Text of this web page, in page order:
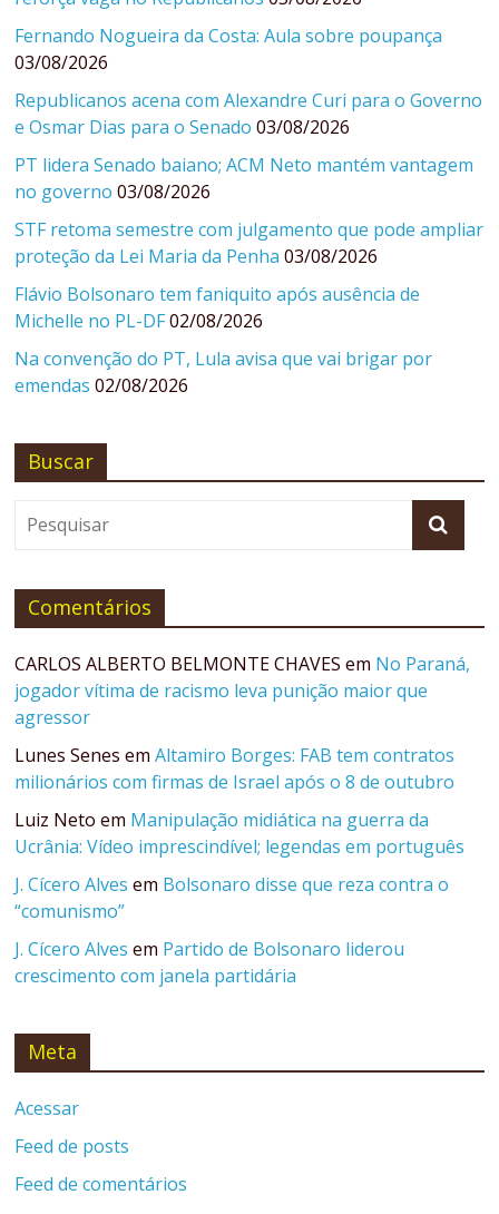
Fernando Nogueira da Costa: Aula sobre poupança
03/08/2026
Republicanos acena com Alexandre Curi para o Governo
e Osmar Dias para o Senado 03/08/2026
PT lidera Senado baiano; ACM Neto mantém vantagem
no governo 03/08/2026
STF retoma semestre com julgamento que pode ampliar
proteção da Lei Maria da Penha 03/08/2026
Flávio Bolsonaro tem faniquito após ausência de
Michelle no PL-DF02/08/2026
Na convenção do PT, Lula avisa que vai brigar por
emendas 02/08/2026
Buscar
Comentários
CARLOS ALBERTO BELMONTE CHAVES em No Paraná,
jogador vítima de racismo leva punição maior que
agressor
Lunes Senes emAltamiro Borges: FAB tem contratos
milionários com firmas de Israel após o 8 de outubro
Luiz Neto em Manipulação midiática na guerra da
Ucrânia: Vídeo imprescindível; legendas em português
J. Cícero Alves em Bolsonaro disse que reza contra o
“comunismo”
J. Cícero Alves em Partido de Bolsonaro liderou
crescimento com janela partidária
Meta
Acessar
Feed de posts
Feed de comentários